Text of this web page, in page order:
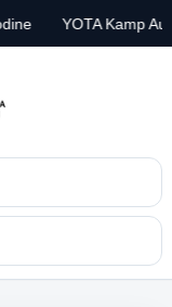
YOTA Kamp Austrija